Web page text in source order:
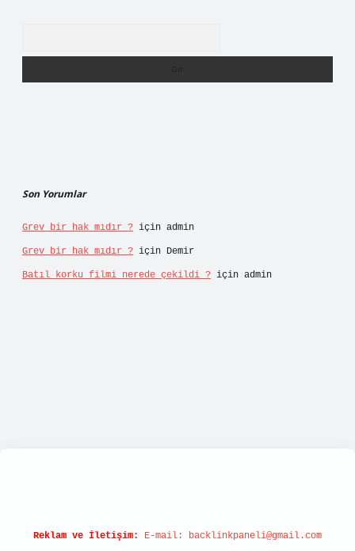
Son Yorumlar
Grev bir hak mıdır ? için admin
Grev bir hak mıdır ? için Demir
Batıl korku filmi nerede çekildi ? için admin
Reklam ve İletişim: E-mail: backlinkpaneli@gmail.com